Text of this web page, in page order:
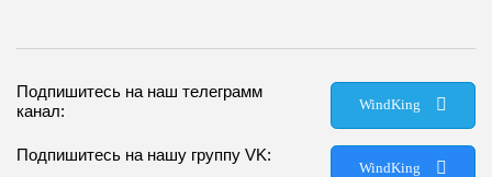
Подпишитесь на наш телеграмм
канал:
WindKing
Подпишитесь на нашу группу VK:
WindKing